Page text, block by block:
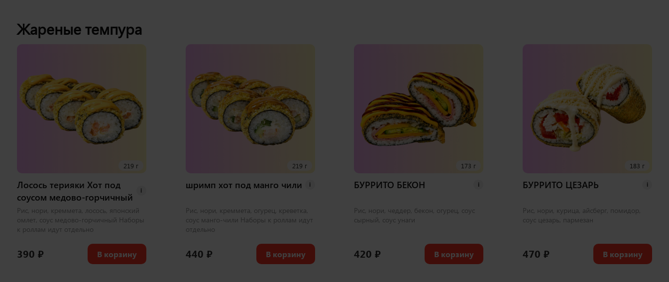
Жареные темпура
219 г
Лосось терияки Хот под
соусом медово-горчичный
i
Рис, нори, креммета, лосось, японский
омлет, соус медово-горчичный Наборы
к роллам идут отдельно
390 ₽ В корзину
219 г
шримп хот под манго чили i
Рис, нори, креммета, огурец, креветка,
соус манго-чили Наборы к роллам идут
отдельно
440 ₽ В корзину
173 г
БУРРИТО БЕКОН i
Рис, нори, чеддер, бекон, огурец, соус
сырный, соус унаги
420₽ В корзину
183 г
БУРРИТО ЦЕЗАРЬ i
Рис, нори, курица, айсберг, помидор,
соус цезарь, пармезан
470₽ В корзину